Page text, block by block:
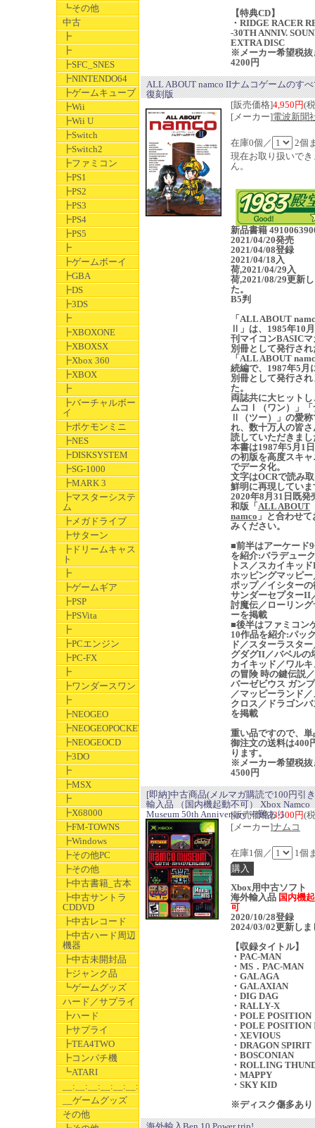
┗その他
中古
┣
┣
┣SFC_SNES
┣NINTENDO64
┣ゲームキューブ
┣Wii
┣Wii U
┣Switch
┣Switch2
┣ファミコン
┣PS1
┣PS2
┣PS3
┣PS4
┣PS5
┣
┣ゲームボーイ
┣GBA
┣DS
┣3DS
┣
┣XBOXONE
┣XBOXSX
┣Xbox 360
┣XBOX
┣
┣バーチャルボー
イ
┣ポケモンミニ
┣NES
┣DISKSYSTEM
┣SG-1000
┣MARK 3
┣マスターシステ
ム
┣メガドライブ
┣サターン
┣ドリームキャス
ト
┣
┣ゲームギア
┣PSP
┣PSVita
┣
┣PCエンジン
┣PC-FX
┣
┣ワンダースワン
┣
┣NEOGEO
┣NEOGEOPOCKET
┣NEOGEOCD
┣3DO
┣
┣MSX
┣
┣X68000
┣FM-TOWNS
┣Windows
┣その他PC
┣その他
┣中古書籍_古本
┣中古サントラ
CDDVD
┣中古レコード
┣中古ハード周辺
機器
┣中古未開封品
┣ジャンク品
┗ゲームグッズ
ハード／サプライ
┣ハード
┣サプライ
┣TEA4TWO
┣コンパチ機
┗ATARI
__:__:__:__:__:__:__
__ゲームグッズ
その他
【特典CD】
・RIDGE RACER
-30TH ANNIV.
EXTRA DISC
※メーカー希望税抜
4200円
ALL ABOUT namco IIナムコゲームのす
復刻版
[販売価格]4,950円(
[メーカー]電波新聞
在庫0個／
2個
現在お取り扱いでき
ん。
新品書籍
2021/04/20発売
2021/04/08登録
2021/04/18入
荷,2021/04/29入
荷,2021/08/29更新
た。
B5判
「ALL ABOUT
Ⅱ」は、1985年10
刊マイコンBASICマ
別冊として発行され
「ALL ABOUT
続編で、1987年5月
別冊として発行され
た。
両誌共に大ヒットし
ムコⅠ（ワン）」「
Ⅱ（ツー）」の愛称
れ、数十万人の皆さ
読していただきまし
本書は1987年5月1
の初版を高度スキャ
でデータ化。
文字はOCRで読み
鮮明に再現していま
2020年8月31日既発
和版「 ALL ABOUT
namco 」と合わせ
みください。
■前半はアーケード
を紹介:バラデュー
トス／スカイキッ
ホッピングマッピー
ポップ／イシターの
サンダーセプターII
討魔伝／ローリング
ーを掲載
■後半はファミコン
10作品を紹介:パッ
ド／スターラスタ
グダグII／バベルの
カイキッド／ワル
の冒険 時の鍵伝説
パーゼビウス ガン
／マッピーランド
クロス／ドラゴン
を掲載
重い品ですので、単
御注文の送料は400
ります。
※メーカー希望税抜
4500円
[即納]中古商品(メルマガ購読で100円引
輸入品 （国内機起動不可） Xbox Namco
Museum 50th Anniversary ※難あり
[販売価格]3,500円(
[メーカー]ナムコ
在庫1個／ 1個
Xbox用中古ソフト
海外輸入品 国内機
可
2020/10/28登録
2024/03/02更新しま
【収録タイトル】
・PAC‐MAN
・MS．PAC‐MAN
・GALAGA
・GALAXIAN
・DIG DAG
・RALLY‐X
・POLE POSITION
・POLE POSITION
・XEVIOUS
・DRAGON SPIRIT
・BOSCONIAN
・ROLLING
・MAPPY
・SKY KID
※ディスク傷多あり